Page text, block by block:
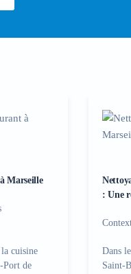
Marseille
cuisine
Port de
: Une
Dans
Saint-